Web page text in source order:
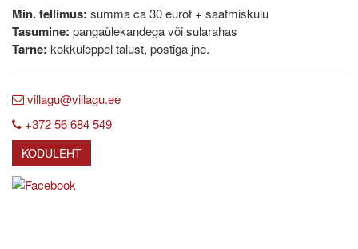
Min. tellimus: summa ca 30 eurot + saatmiskulu
Tasumine: pangaülekandega või sularahas
Tarne: kokkuleppel talust, postiga jne.
villagu@villagu.ee
+372 56 684 549
KODULEHT